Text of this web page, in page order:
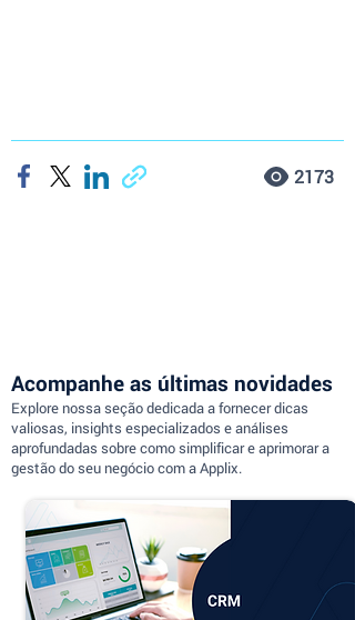
2173
Acompanhe as últimas novidades
Explore nossa seção dedicada a fornecer dicas
valiosas, insights especializados e análises
aprofundadas sobre como simplificar e aprimorar a
gestão do seu negócio com a Applix.